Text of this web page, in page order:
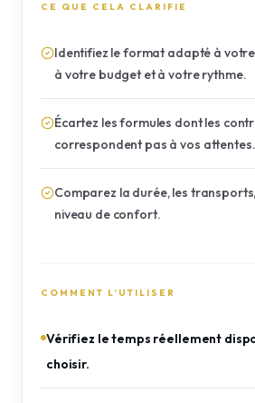
CE QUE CELA CLARIFIE
Identifiez le format adapté à
à votre budget et à votre rythme.
Écartez les formules dont les
correspondent pas à vos attentes.
Comparez la durée, les
niveau de confort.
COMMENT L’UTILISER
Vérifiez le temps réellement
choisir.